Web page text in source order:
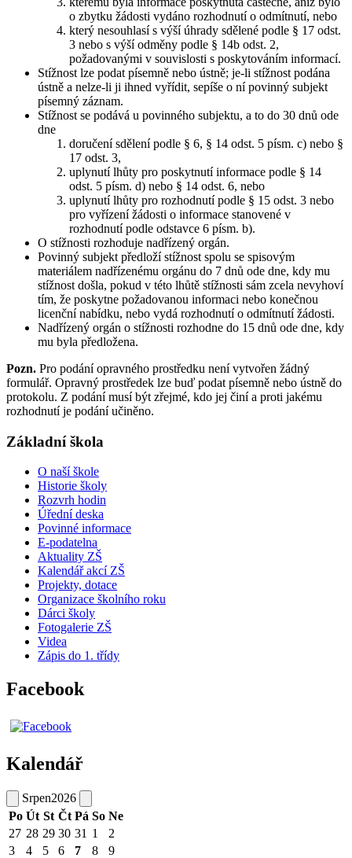
o zbytku žádosti vydáno rozhodnutí o odmítnutí, nebo
který nesouhlasí s výší úhrady sdělené podle § 17 odst.
3 nebo s výší odměny podle § 14b odst. 2,
požadovanými v souvislosti s poskytováním informací.
Stížnost lze podat písemně nebo ústně; je-li stížnost podána
ústně a nelze-li ji ihned vyřídit, sepíše o ní povinný subjekt
písemný záznam.
Stížnost se podává u povinného subjektu, a to do 30 dnů ode
dne
doručení sdělení podle § 6, § 14 odst. 5 písm. c) nebo §
17 odst. 3,
uplynutí lhůty pro poskytnutí informace podle § 14
odst. 5 písm. d) nebo § 14 odst. 6, nebo
uplynutí lhůty pro rozhodnutí podle § 15 odst. 3 nebo
pro vyřízení žádosti o informace stanovené v
rozhodnutí podle odstavce 6 písm. b).
O stížnosti rozhoduje nadřízený orgán.
Povinný subjekt předloží stížnost spolu se spisovým
materiálem nadřízenému orgánu do 7 dnů ode dne, kdy mu
stížnost došla, pokud v této lhůtě stížnosti sám zcela nevyhoví
tím, že poskytne požadovanou informaci nebo konečnou
licenční nabídku, nebo vydá rozhodnutí o odmítnutí žádosti.
Nadřízený orgán o stížnosti rozhodne do 15 dnů ode dne, kdy
mu byla předložena.
Pozn. Pro podání opravného prostředku není vytvořen žádný
formulář. Opravný prostředek lze buď podat písemně nebo ústně do
protokolu. Z podání musí být zřejmé, kdo jej činí a proti jakému
rozhodnutí je podání učiněno.
Základní škola
O naší škole
Historie školy
Rozvrh hodin
Úřední deska
Povinné informace
E-podatelna
Aktuality ZŠ
Kalendář akcí ZŠ
Projekty, dotace
Organizace školního roku
Dárci školy
Fotogalerie ZŠ
Videa
Zápis do 1. třídy
Facebook
Kalendář
Srpen2026
Po Út St Čt Pá So Ne
27 28 29 30 31 1
2
3
4 5 6 7 8
9